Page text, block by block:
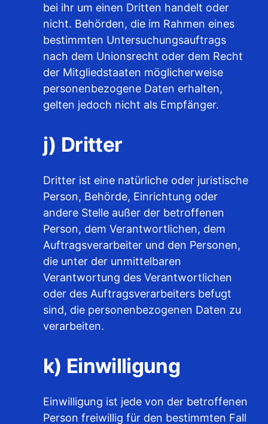
bei ihr um einen Dritten handelt oder
nicht. Behörden, die im Rahmen eines
bestimmten Untersuchungsauftrags
nach dem Unionsrecht oder dem Recht
der Mitgliedstaaten möglicherweise
personenbezogene Daten erhalten,
gelten jedoch nicht als Empfänger.
j) Dritter
Dritter ist eine natürliche oder juristische
Person, Behörde, Einrichtung oder
andere Stelle außer der betroffenen
Person, dem Verantwortlichen, dem
Auftragsverarbeiter und den Personen,
die unter der unmittelbaren
Verantwortung des Verantwortlichen
oder des Auftragsverarbeiters befugt
sind, die personenbezogenen Daten zu
verarbeiten.
k) Einwilligung
Einwilligung ist jede von der betroffenen
Person freiwillig für den bestimmten Fall